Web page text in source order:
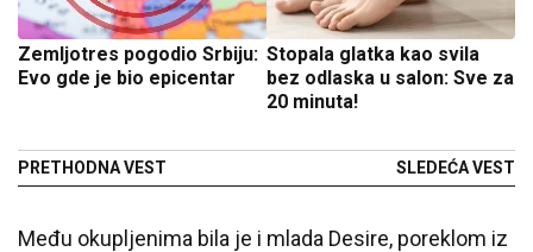
Zemljotres pogodio Srbiju:
Evo gde je bio epicentar
PRETHODNA VEST
Stopala glatka kao svila
bez odlaska u salon: Sve za
20 minuta!
SLEDEĆA VEST
Među okupljenima bila je i mlada Desire, poreklom iz